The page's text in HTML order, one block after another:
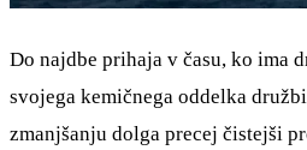
Do najdbe prihaja v času, ko ima
svojega kemičnega oddelka
zmanjšanju dolga precej čistejši